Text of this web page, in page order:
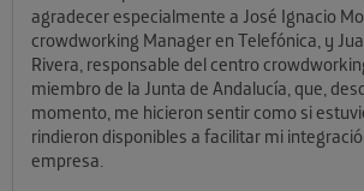
agradecer especialmente a José Ignacio
crowdworking Manager en Telefónica, y
Rivera, responsable del centro
miembro de la Junta de Andalucía, que,
momento, me hicieron sentir como si
rindieron disponibles a facilitar mi
empresa.